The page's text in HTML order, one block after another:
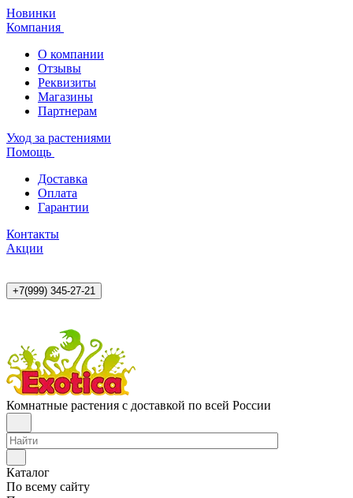
Новинки
Компания
О компании
Отзывы
Реквизиты
Магазины
Партнерам
Уход за растениями
Помощь
Доставка
Оплата
Гарантии
Контакты
Акции
+7(999) 345-27-21
Комнатные растения с доставкой по всей России
Каталог
По всему сайту